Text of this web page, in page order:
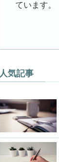
ています。
人気記事